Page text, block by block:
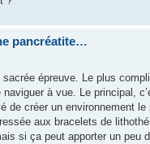
pancréatite…
épreuve. Le plus
à vue. Le principal,
de créer un environnement
aux bracelets de
si ça peut apporter un peu